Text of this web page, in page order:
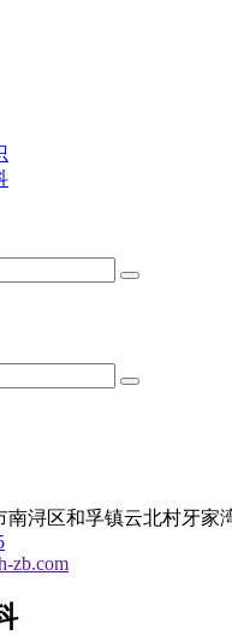
南浔区和孚镇云北村牙家
zb.com